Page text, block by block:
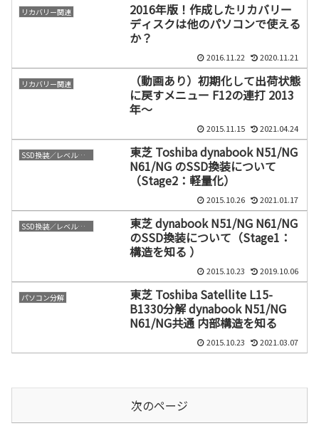
リカバリー関連
2016年版！作成したリカバリー
ディスクは他のパソコンで使える
か？
2016.11.22 2020.11.21
リカバリー関連
（動画あり）初期化して出荷状態
に戻すメニュー F12の連打 2013
年～
2015.11.15 2021.04.24
SSD換装／レベルアップ
東芝 Toshiba dynabook N51/NG
N61/NG のSSD換装について
（Stage2：軽量化）
2015.10.26 2021.01.17
SSD換装／レベルアップ
東芝 dynabook N51/NG N61/NG
のSSD換装について（Stage1：
構造を知る ）
2015.10.23 2019.10.06
パソコン分解
東芝 Toshiba Satellite L15-
B1330分解 dynabook N51/NG
N61/NG共通 内部構造を知る
2015.10.23 2021.03.07
次のページ